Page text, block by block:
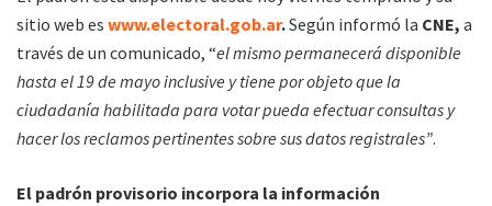
sitio web es www.electoral.gob.ar.Según informó la CNE, a
través de un comunicado, “el mismo permanecerá disponible
hasta el 19 de mayo inclusive y tiene por objeto que la
ciudadanía habilitada para votar pueda efectuar consultas y
hacer los reclamos pertinentes sobre sus datos registrales”.
El padrón provisorio incorpora la información